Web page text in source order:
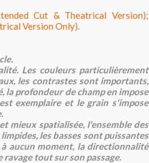
Cut & Theatrical Version);
Version Only).
Les couleurs particulièrement
les contrastes sont importants,
profondeur de champ en impose
exemplaire et le grain s'impose
mieux spatialisée, l'ensemble des
les basses sont puissantes
aucun moment, la directionnalité
tout sur son passage.